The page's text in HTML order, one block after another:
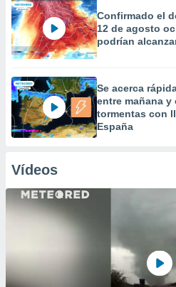
Confirmado el
12 de agosto
podrían
Se acerca
entre mañana
tormentas con
España
Vídeos